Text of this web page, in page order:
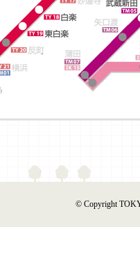
© Copyright